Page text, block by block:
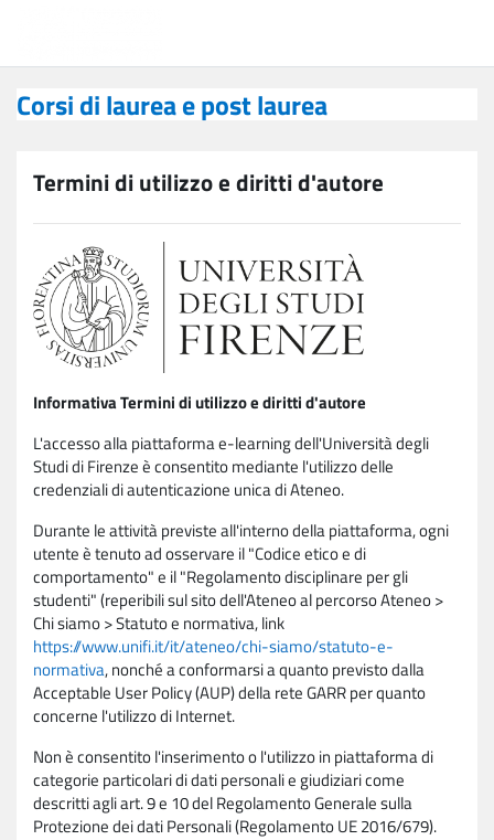
Corsi di laurea e post laurea
Termini di utilizzo e diritti d'autore
Informativa Termini di utilizzo e diritti d'autore
L'accesso alla piattaforma e-learning dell'Università degli
Studi di Firenze è consentito mediante l'utilizzo delle
credenziali di autenticazione unica di Ateneo.
Durante le attività previste all'interno della piattaforma, ogni
utente è tenuto ad osservare il "Codice etico e di
comportamento" e il "Regolamento disciplinare per gli
studenti" (reperibili sul sito dell'Ateneo al percorso Ateneo >
Chi siamo > Statuto e normativa, link
https://www.unifi.it/it/ateneo/chi-siamo/statuto-e-
normativa, nonché a conformarsi a quanto previsto dalla
Acceptable User Policy (AUP) della rete GARR per quanto
concerne l'utilizzo di Internet.
Non è consentito l'inserimento o l'utilizzo in piattaforma di
categorie particolari di dati personali e giudiziari come
descritti agli art. 9 e 10 del Regolamento Generale sulla
Protezione dei dati Personali (Regolamento UE 2016/679).